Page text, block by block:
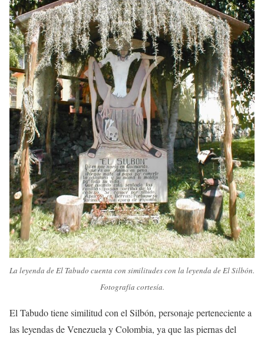
La leyenda de El Tabudo cuenta con similitudes con la leyenda de El Silbón.
Fotografía cortesía.
El Tabudo tiene similitud con el Silbón, personaje perteneciente a
las leyendas de Venezuela y Colombia, ya que las piernas del